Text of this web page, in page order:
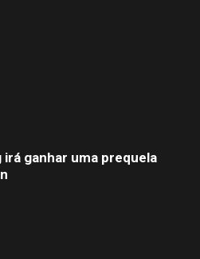
irá ganhar uma prequela